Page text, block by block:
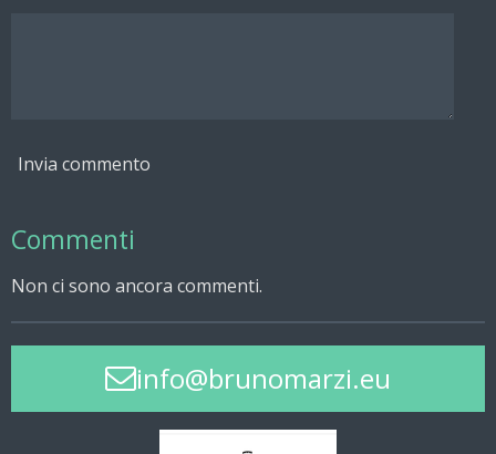
Invia commento
Commenti
Non ci sono ancora commenti.
info@brunomarzi.eu